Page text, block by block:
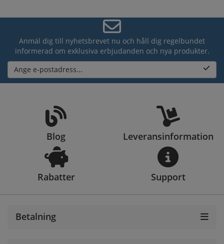
Anmäl dig till nyhetsbrevet nu och håll dig regelbundet
informerad om exklusiva erbjudanden och nya produkter.
Ange e-postadress...
Blog Leveransinformation
Rabatter Support
Betalning